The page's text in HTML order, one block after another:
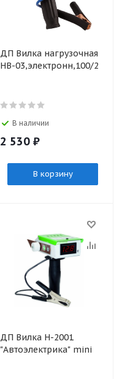
ДП Вилка нагрузочная
НВ-03,электронн,100/
В наличии
2 530 ₽
В корзину
ДП Вилка Н-2001
"Автоэлектрика" mini